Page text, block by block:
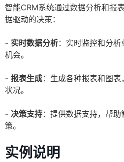
智能CRM系统通过数据分析和报
据驱动的决策：
- 实时数据分析：实时监控和分
机会。
- 报表生成：生成各种报表和图
状况。
- 决策支持：提供数据支持，帮
策。
实例说明